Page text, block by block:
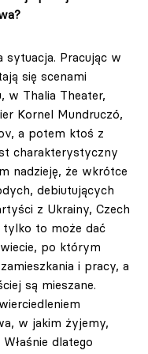
sytuacja. Pracując w
się scenami
w Thalia Theater,
Kornel Mundruczó,
a potem ktoś z
charakterystyczny
nadzieję, że wkrótce
debiutujących
z Ukrainy, Czech
tylko to może dać
po którym
i pracy, a
są mieszane.
w jakim żyjemy,
dlatego